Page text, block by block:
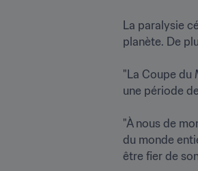
La paralysie
planète. De
"La Coupe du
une période
"À nous de
du monde